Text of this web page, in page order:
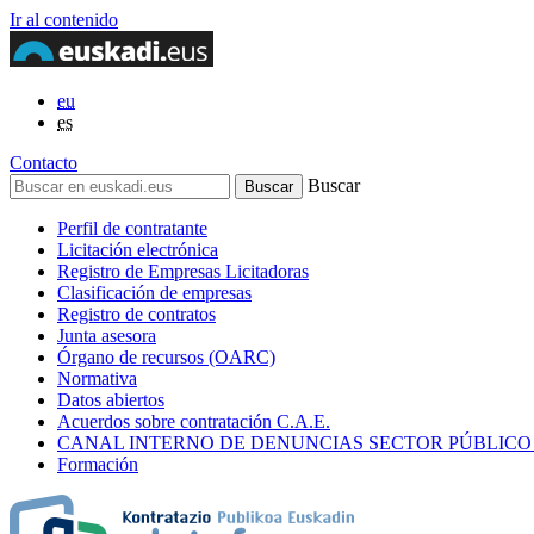
Ir al contenido
eu
es
Contacto
Buscar
Perfil de contratante
Licitación electrónica
Registro de Empresas Licitadoras
Clasificación de empresas
Registro de contratos
Junta asesora
Órgano de recursos (OARC)
Normativa
Datos abiertos
Acuerdos sobre contratación C.A.E.
CANAL INTERNO DE DENUNCIAS SECTOR
Formación